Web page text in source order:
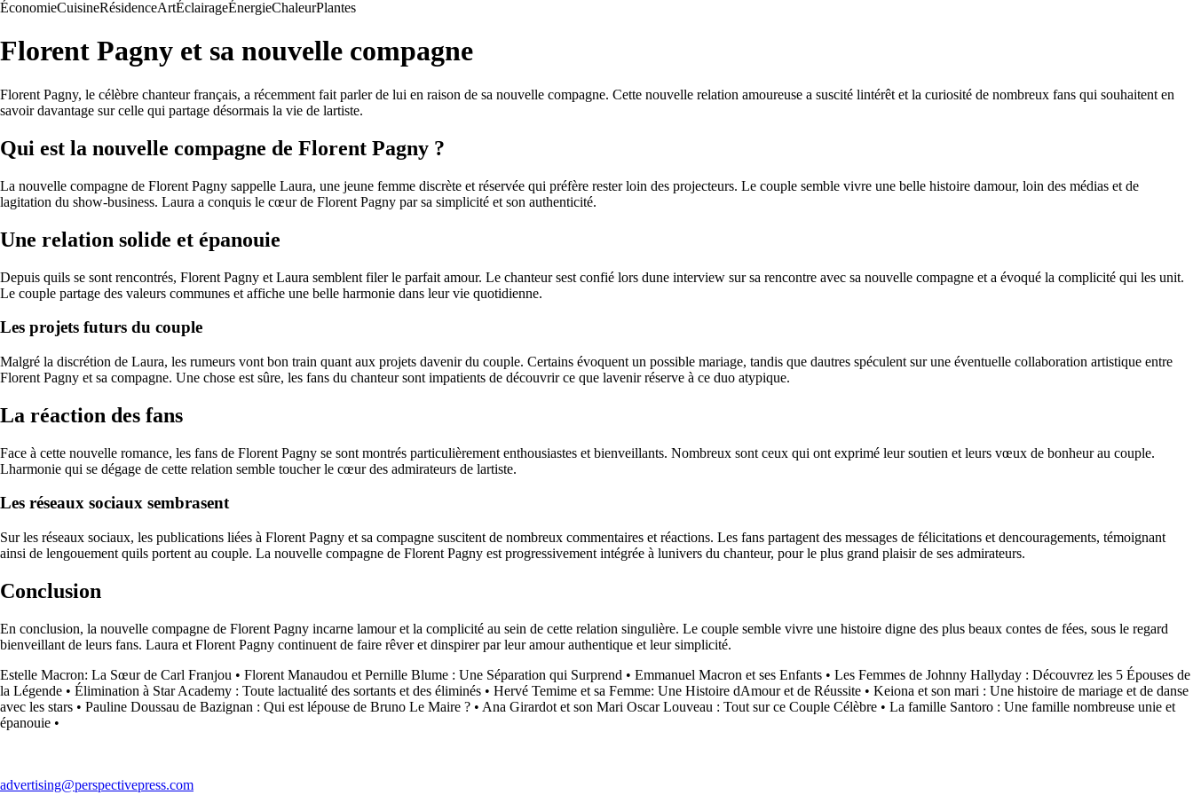
ÉconomieCuisineRésidenceArtÉclairageÉnergieChaleurPlantes
Florent Pagny et sa nouvelle compagne
Florent Pagny, le célèbre chanteur français, a récemment fait parler de lui en raison de sa nouvelle compagne. Cette nouvelle relation amoureuse a suscité lintérêt et la curiosité de nombreux fans qui souhaitent en
savoir davantage sur celle qui partage désormais la vie de lartiste.
Qui est la nouvelle compagne de Florent Pagny ?
La nouvelle compagne de Florent Pagny sappelle Laura, une jeune femme discrète et réservée qui préfère rester loin des projecteurs. Le couple semble vivre une belle histoire damour, loin des médias et de
lagitation du show-business. Laura a conquis le cœur de Florent Pagny par sa simplicité et son authenticité.
Une relation solide et épanouie
Depuis quils se sont rencontrés, Florent Pagny et Laura semblent filer le parfait amour. Le chanteur sest confié lors dune interview sur sa rencontre avec sa nouvelle compagne et a évoqué la complicité qui les unit.
Le couple partage des valeurs communes et affiche une belle harmonie dans leur vie quotidienne.
Les projets futurs du couple
Malgré la discrétion de Laura, les rumeurs vont bon train quant aux projets davenir du couple. Certains évoquent un possible mariage, tandis que dautres spéculent sur une éventuelle collaboration artistique entre
Florent Pagny et sa compagne. Une chose est sûre, les fans du chanteur sont impatients de découvrir ce que lavenir réserve à ce duo atypique.
La réaction des fans
Face à cette nouvelle romance, les fans de Florent Pagny se sont montrés particulièrement enthousiastes et bienveillants. Nombreux sont ceux qui ont exprimé leur soutien et leurs vœux de bonheur au couple.
Lharmonie qui se dégage de cette relation semble toucher le cœur des admirateurs de lartiste.
Les réseaux sociaux sembrasent
Sur les réseaux sociaux, les publications liées à Florent Pagny et sa compagne suscitent de nombreux commentaires et réactions. Les fans partagent des messages de félicitations et dencouragements, témoignant
ainsi de lengouement quils portent au couple. La nouvelle compagne de Florent Pagny est progressivement intégrée à lunivers du chanteur, pour le plus grand plaisir de ses admirateurs.
Conclusion
En conclusion, la nouvelle compagne de Florent Pagny incarne lamour et la complicité au sein de cette relation singulière. Le couple semble vivre une histoire digne des plus beaux contes de fées, sous le regard
bienveillant de leurs fans. Laura et Florent Pagny continuent de faire rêver et dinspirer par leur amour authentique et leur simplicité.
Estelle Macron: La Sœur de Carl Franjou • Florent Manaudou et Pernille Blume : Une Séparation qui Surprend • Emmanuel Macron et ses Enfants • Les Femmes de Johnny Hallyday : Découvrez les 5 Épouses de
la Légende • Élimination à Star Academy : Toute lactualité des sortants et des éliminés • Hervé Temime et sa Femme: Une Histoire dAmour et de Réussite • Keiona et son mari : Une histoire de mariage et de danse
avec les stars • Pauline Doussau de Bazignan : Qui est lépouse de Bruno Le Maire ? • Ana Girardot et son Mari Oscar Louveau : Tout sur ce Couple Célèbre • La famille Santoro : Une famille nombreuse unie et
épanouie •
advertising@perspectivepress.com